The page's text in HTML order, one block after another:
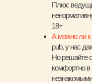
Плюс
18+
А можно ли к
pub, у нас
Но решайте
комфортно в